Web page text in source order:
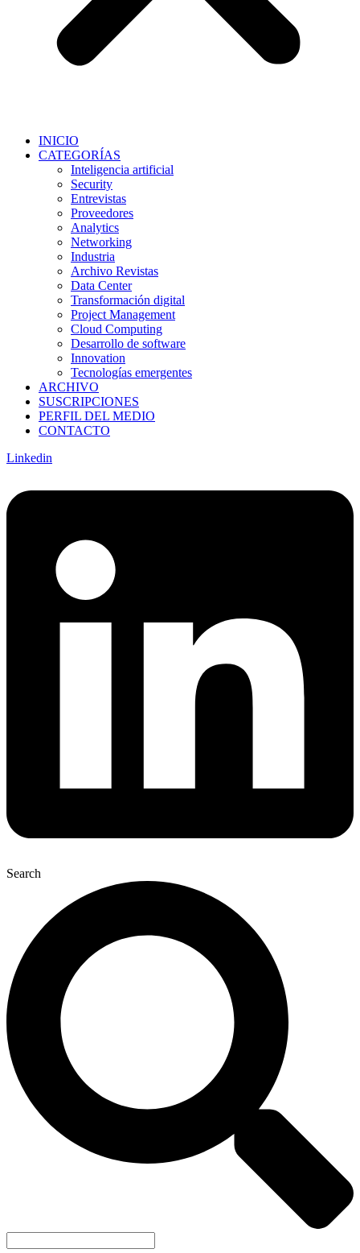
INICIO
CATEGORÍAS
Inteligencia artificial
Security
Entrevistas
Proveedores
Analytics
Networking
Industria
Archivo Revistas
Data Center
Transformación digital
Project Management
Cloud Computing
Desarrollo de software
Innovation
Tecnologías emergentes
ARCHIVO
SUSCRIPCIONES
PERFIL DEL MEDIO
CONTACTO
Linkedin
Search